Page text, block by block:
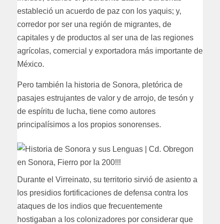
estableció un acuerdo de paz con los yaquis; y,
corredor por ser una región de migrantes, de
capitales y de productos al ser una de las regiones
agrícolas, comercial y exportadora más importante de
México.
Pero también la historia de Sonora, pletórica de
pasajes estrujantes de valor y de arrojo, de tesón y
de espíritu de lucha, tiene como autores
principalísimos a los propios sonorenses.
Durante el Virreinato, su territorio sirvió de asiento a
los presidios fortificaciones de defensa contra los
ataques de los indios que frecuentemente
hostigaban a los colonizadores por considerar que